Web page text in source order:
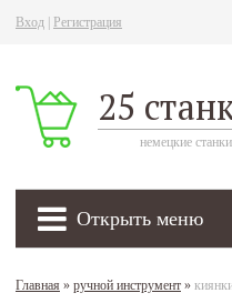
Вход Регистрация
25
немецкие станки
Открыть меню
Главная » ручной инструмент »